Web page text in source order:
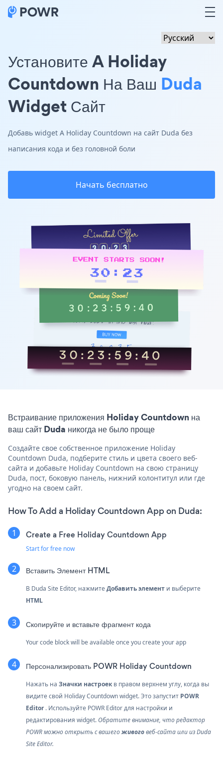
Установите A Holiday
Countdown На Ваш Duda
Widget Сайт
Добавь widget A Holiday Countdown на сайт Duda без
написания кода и без головной боли
Начать бесплатно
Встраивание приложения Holiday Countdown на
ваш сайт Duda никогда не было проще
Создайте свое собственное приложение Holiday
Countdown Duda, подберите стиль и цвета своего веб-
сайта и добавьте Holiday Countdown на свою страницу
Duda, пост, боковую панель, нижний колонтитул или где
угодно на своем сайт.
How To Add a Holiday Countdown App on Duda:
Create a Free Holiday Countdown App
Start for free now
Вставить Элемент HTML
В Duda Site Editor, нажмитеДобавить элемент и выберите
HTML
Скопируйте и вставьте фрагмент кода
Your code block will be available once you create your app
Персонализировать POWR Holiday Countdown
Нажать на Значки настроек в правом верхнем углу, когда вы
видите свой Holiday Countdown widget. Это запустит POWR
Editor. Используйте POWR Editor для настройки и
редактирования widget. Обратите внимание, что редактор
POWR можно открыть с вашегоживоговеб-сайта или из Duda
Site Editor.